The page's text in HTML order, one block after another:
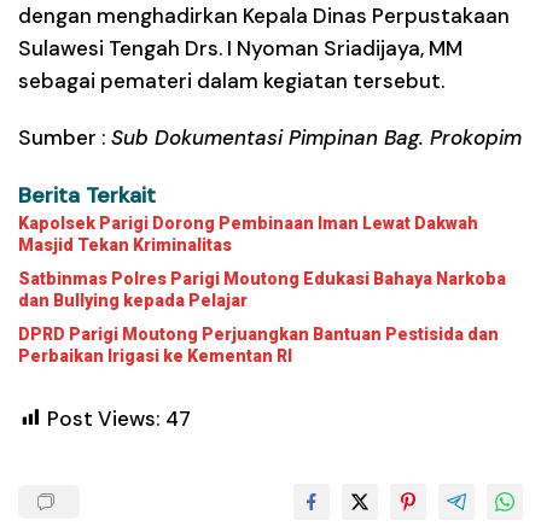
dengan menghadirkan Kepala Dinas Perpustakaan
Sulawesi Tengah Drs. I Nyoman Sriadijaya, MM
sebagai pemateri dalam kegiatan tersebut.
Sumber : Sub Dokumentasi Pimpinan Bag. Prokopim
Berita Terkait
Kapolsek Parigi Dorong Pembinaan Iman Lewat Dakwah
Masjid Tekan Kriminalitas
Satbinmas Polres Parigi Moutong Edukasi Bahaya Narkoba
dan Bullying kepada Pelajar
DPRD Parigi Moutong Perjuangkan Bantuan Pestisida dan
Perbaikan Irigasi ke Kementan RI
Post Views: 47